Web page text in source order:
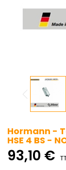
Hormann -
HSE 4 BS -
93,10 €